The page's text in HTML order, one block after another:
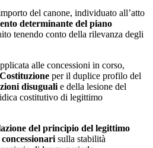
del canone, individuato all’atto
determinante del piano
tenendo conto della rilevanza degli
alle concessioni in corso,
per il duplice profilo del
disuguali e della lesione del
costitutivo di legittimo
del principio del legittimo
sulla stabilità